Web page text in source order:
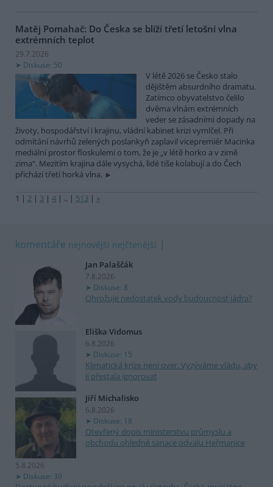
Matěj Pomahač: Do Česka se blíží třetí letošní vlna
extrémních teplot
29.7.2026
Diskuse: 50
V létě 2026 se Česko stalo
dějištěm absurdního dramatu.
Zatímco obyvatelstvo čelilo
dvěma vlnám extrémních
veder se zásadními dopady na
životy, hospodářství i krajinu, vládní kabinet krizi vymlčel. Při
odmítání návrhů zelených poslankyň zaplavil vicepremiér Macinka
mediální prostor floskulemi o tom, že je „v létě horko a v zimě
zima“. Mezitím krajina dále vysychá, lidé tiše kolabují a do Čech
přichází třetí horká vlna.
1 | 2 | 3 | 4 | .. | 513 | »
komentáře nejnovější nejčtenější
Jan Palaščák
7.8.2026
Diskuse: 8
Ohrožuje nedostatek vody budoucnost jádra?
Eliška Vidomus
6.8.2026
Diskuse: 15
Klimatická krize není over. Vyzýváme vládu, aby
ji přestala ignorovat
Jiří Michalisko
6.8.2026
Diskuse: 18
Otevřený dopis ministerstvu průmyslu a
obchodu ohledně sanace odvalu Heřmanice
5.8.2026
Diskuse: 39